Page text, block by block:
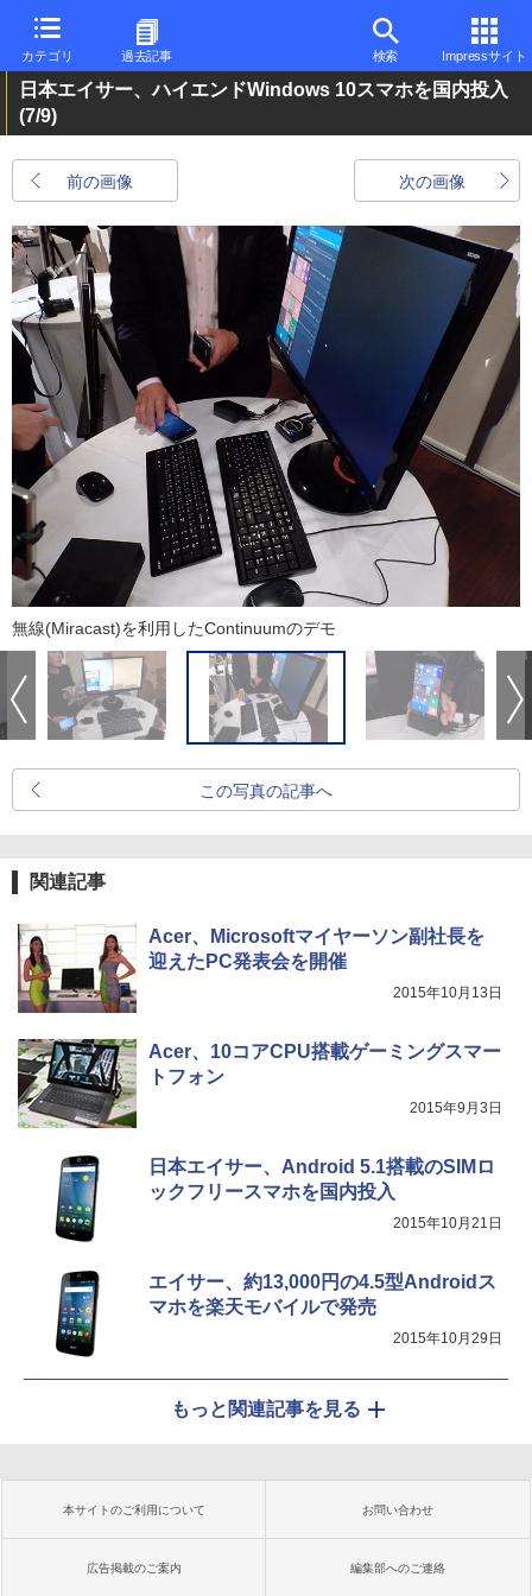
カテゴリ 過去記事 検索 Impressサイト
日本エイサー、ハイエンドWindows 10スマホを国内投入
(7/9)
前の画像 次の画像
無線(Miracast)を利用したContinuumのデモ
この写真の記事へ
関連記事
Acer、Microsoftマイヤーソン副社長を
迎えたPC発表会を開催
2015年10月13日
Acer、10コアCPU搭載ゲーミングスマー
トフォン
2015年9月3日
日本エイサー、Android 5.1搭載のSIMロ
ックフリースマホを国内投入
2015年10月21日
エイサー、約13,000円の4.5型Androidス
マホを楽天モバイルで発売
2015年10月29日
もっと関連記事を見る
本サイトのご利用について お問い合わせ
広告掲載のご案内 編集部へのご連絡